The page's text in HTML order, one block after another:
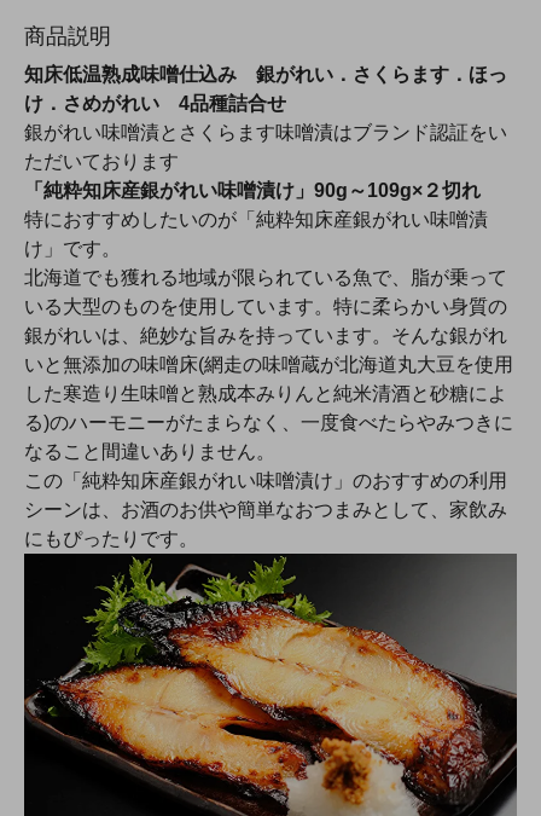
商品説明
知床低温熟成味噌仕込み 銀がれい．さくらます．ほっ
け．さめがれい 4品種詰合せ
銀がれい味噌漬とさくらます味噌漬はブランド認証をい
ただいております
「純粋知床産銀がれい味噌漬け」90g～109g×２切れ
特におすすめしたいのが「純粋知床産銀がれい味噌漬
け」です。
北海道でも獲れる地域が限られている魚で、脂が乗って
いる大型のものを使用しています。特に柔らかい身質の
銀がれいは、絶妙な旨みを持っています。そんな銀がれ
いと無添加の味噌床(網走の味噌蔵が北海道丸大豆を使用
した寒造り生味噌と熟成本みりんと純米清酒と砂糖によ
る)のハーモニーがたまらなく、一度食べたらやみつきに
なること間違いありません。
この「純粋知床産銀がれい味噌漬け」のおすすめの利用
シーンは、お酒のお供や簡単なおつまみとして、家飲み
にもぴったりです。